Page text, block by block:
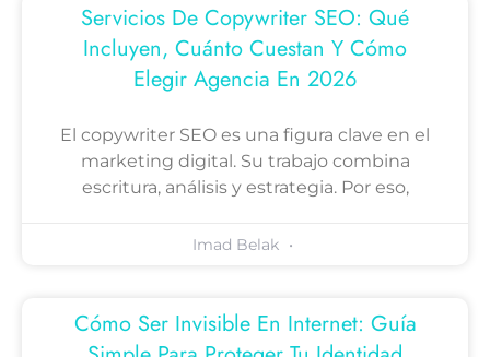
Servicios De Copywriter SEO: Qué
Incluyen, Cuánto Cuestan Y Cómo
Elegir Agencia En 2026
El copywriter SEO es una figura clave en el
marketing digital. Su trabajo combina
escritura, análisis y estrategia. Por eso,
Imad Belak
Cómo Ser Invisible En Internet: Guía